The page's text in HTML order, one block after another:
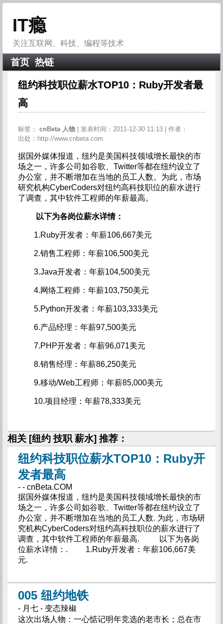
IT瘾
关注互联网、科技、编程等技术
首页 热链
纽约科技职位薪水TOP10：Ruby开发者最
高
标签： cnBeta 人物
| 发表时间：2011-12-30 11:13 | 作者：
出处：http://www.cnbeta.com
据国外媒体报道，纽约是美国科技领域增长最快的市
场之一，许多公司如谷歌、Twitter等都在纽约设立了
办公室，并不断增加在当地的员工人数。为此，市场
研究机构CyberCoders对纽约高科技职位的薪水进行
了调查，其中软件工程师的年薪最高。
以下为各岗位薪水详情：
1.Ruby开发者：年薪106,667美元
2.销售工程师：年薪106,500美元
3.Java开发者：年薪104,500美元
4.网络工程师：年薪103,750美元
5.Python开发者：年薪103,333美元
6.产品经理：年薪97,500美元
7.PHP开发者：年薪96,071美元
8.销售经理：年薪86,250美元
9.移动/Web工程师：年薪85,000美元
10.项目经理：年薪78,333美元
相关 [纽约 技职 薪水] 推荐：
纽约科技职位薪水TOP10：Ruby开
发者最高
- - cnBeta.COM
据国外媒体报道，纽约是美国科技领域增长最快的市
场之一，许多公司如谷歌、Twitter等都在纽约设立了
办公室，并不断增加在当地的员工人数. 为此，市场研
究机构CyberCoders对纽约高科技职位的薪水进行了
调查，其中软件工程师的年薪最高. 以下为各岗
位薪水详情：. 1.Ruby开发者：年薪106,667美
元.
005 纽约地铁
- 月七 - 变态辣椒
这次出场人物：一心惦记明年竞选的老市长；总在市